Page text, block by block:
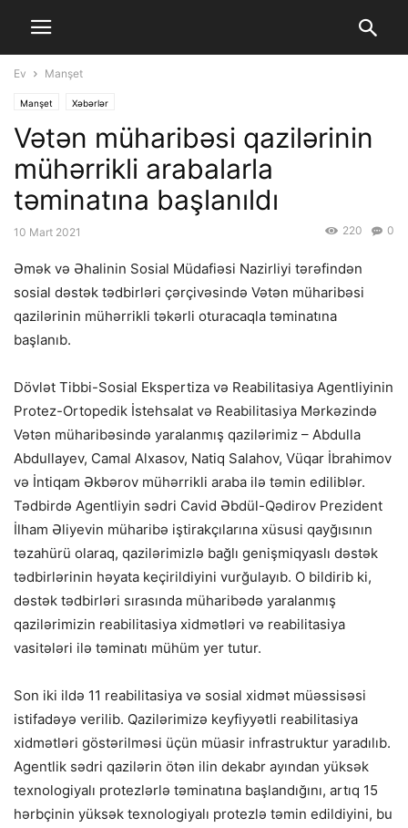
Ev Manşet
Manşet Xəbərlər
Vətən müharibəsi qazilərinin
mühərrikli arabalarla
təminatına başlanıldı
10 Mart 2021 0
220
Əmək və Əhalinin Sosial Müdafiəsi Nazirliyi tərəfindən
sosial dəstək tədbirləri çərçivəsində Vətən müharibəsi
qazilərinin mühərrikli təkərli oturacaqla təminatına
başlanıb.
Dövlət Tibbi-Sosial Ekspertiza və Reabilitasiya Agentliyinin
Protez-Ortopedik İstehsalat və Reabilitasiya Mərkəzində
Vətən müharibəsində yaralanmış qazilərimiz – Abdulla
Abdullayev, Camal Alxasov, Natiq Salahov, Vüqar İbrahimov
və İntiqam Əkbərov mühərrikli araba ilə təmin ediliblər.
Tədbirdə Agentliyin sədri Cavid Əbdül-Qədirov Prezident
İlham Əliyevin müharibə iştirakçılarına xüsusi qayğısının
təzahürü olaraq, qazilərimizlə bağlı genişmiqyaslı dəstək
tədbirlərinin həyata keçirildiyini vurğulayıb. O bildirib ki,
dəstək tədbirləri sırasında müharibədə yaralanmış
qazilərimizin reabilitasiya xidmətləri və reabilitasiya
vasitələri ilə təminatı mühüm yer tutur.
Son iki ildə 11 reabilitasiya və sosial xidmət müəssisəsi
istifadəyə verilib. Qazilərimizə keyfiyyətli reabilitasiya
xidmətləri göstərilməsi üçün müasir infrastruktur yaradılıb.
Agentlik sədri qazilərin ötən ilin dekabr ayından yüksək
texnologiyalı protezlərlə təminatına başlandığını, artıq 15
hərbçinin yüksək texnologiyalı protezlə təmin edildiyini, bu